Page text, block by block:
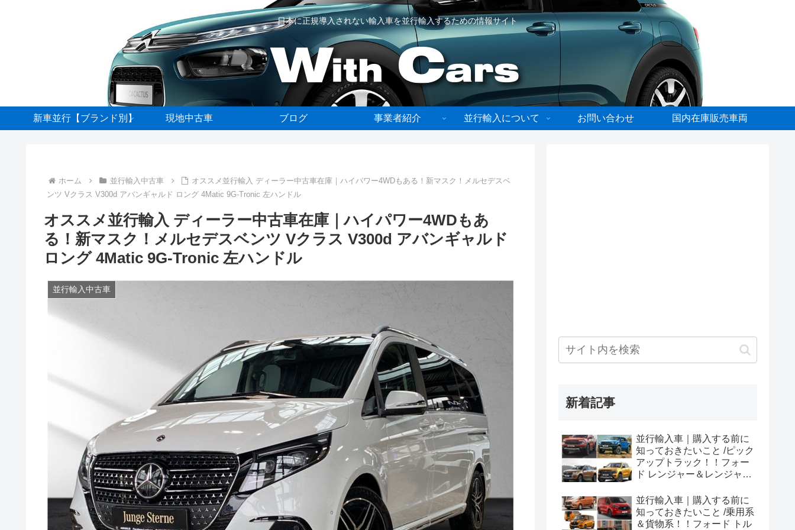
日本に正規導入されない輸入車を並行輸入するための情報サイト
新車並行【ブランド別】 現地中古車 ブログ 事業者紹介 並行輸入について お問い合わせ 国内在庫販売車両
ホーム 並行輸入中古車
オススメ並行輸入 ディーラー中古車在庫｜ハイパワー4WDもある！新マスク！メルセデスベ
ンツ Vクラス V300d アバンギャルド ロング 4Matic 9G-Tronic 左ハンドル
オススメ並行輸入 ディーラー中古車在庫｜ハイパワー4WDもあ
る！新マスク！メルセデスベンツ Vクラス V300d アバンギャルド
ロング 4Matic 9G-Tronic 左ハンドル
並行輸入中古車
新着記事
並行輸入車｜購入する前に
知っておきたいこと /ピック
アップトラック！！フォー
ド レンジャー＆レンジャー
め！
並行輸入車｜購入する前に
知っておきたいこと /乗用系
＆貨物系！！フォード トル